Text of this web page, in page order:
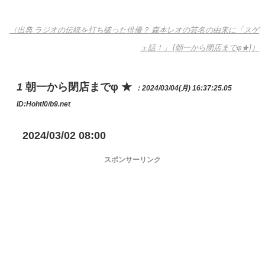
（出典 ラジオの伝統を打ち破った俳優？ 森本レオの芸名の由来に「スゲ
ェ話！」 [朝一から閉店までφ★]）
1 朝一から閉店までφ ★ ：2024/03/04(月) 16:37:25.05
ID:Hohtl0/b9.net
2024/03/02 08:00
スポンサーリンク